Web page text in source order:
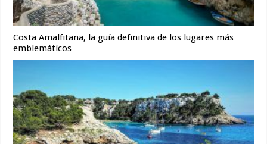
Costa Amalfitana, la guía definitiva de los lugares más
emblemáticos